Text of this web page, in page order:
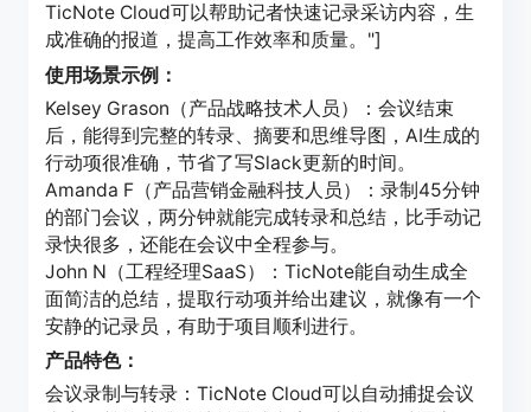
TicNote Cloud可以帮助记者快速记录采访内容，生
成准确的报道，提高工作效率和质量。"]
使用场景示例：
Kelsey Grason（产品战略技术人员）：会议结束
后，能得到完整的转录、摘要和思维导图，AI生成的
行动项很准确，节省了写Slack更新的时间。
Amanda F（产品营销金融科技人员）：录制45分钟
的部门会议，两分钟就能完成转录和总结，比手动记
录快很多，还能在会议中全程参与。
John N（工程经理SaaS）：TicNote能自动生成全
面简洁的总结，提取行动项并给出建议，就像有一个
安静的记录员，有助于项目顺利进行。
产品特色：
会议录制与转录：TicNote Cloud可以自动捕捉会议